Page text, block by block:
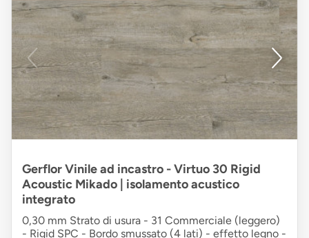
Gerflor Vinile ad incastro - Virtuo 30 Rigid
Acoustic Mikado | isolamento acustico
integrato
0,30 mm Strato di usura - 31 Commerciale (leggero)
- Rigid SPC - Bordo smussato (4 lati) - effetto legno -